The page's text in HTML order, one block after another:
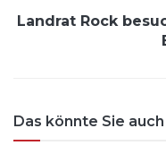
Landrat Rock
Das könnte Sie